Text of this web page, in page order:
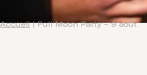
Accueil|Full Moon Party – 9 août